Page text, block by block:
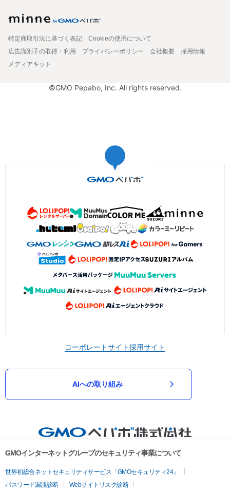
特定商取引法に基づく表記
Cookieの使用について
広告識別子の取得・利用
プライバシーポリシー 会社概要
採用情報
メディアキット
©GMO Pepabo, Inc. All rights reserved.
コーポレートサイト採用サイト
AIへの取り組み
GMOインターネットグループのセキュリティ事業について
世界初総合ネットセキュリティサービス「GMOセキュリティ24」
パスワード漏洩診断
Webサイトリスク診断